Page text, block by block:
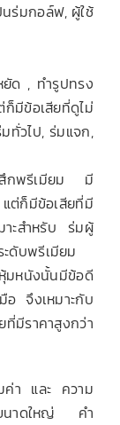
นร่มกอล์ฟ, ผู้ใช้
ยัด , ทำรูปทรง
ก็มีข้อเสียที่ดูไม่
ทั่วไป, ร่มแจก,
สึกพรีเมียม มี
ต่ก็มีข้อเสียที่มี
ะสำหรับ ร่มผู้
ดับพรีเมียม
มหนังนั้นมีข้อดี
จึงเหมาะกับ
ราคาสูงกว่า
ค่า และ ความ
ขนาดใหญ่ คำ